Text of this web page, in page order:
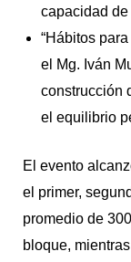
capacidad
“Hábitos
el Mg. Iván
construcción
el equilibrio
El evento
el primer,
promedio de
bloque,